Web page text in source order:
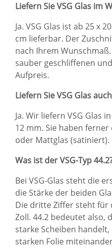
Liefern Sie VSG Glas im
Ja. VSG Glas ist ab 25 x
cm lieferbar. Der
nach Ihrem
sauber geschliffenen
Aufpreis.
Liefern Sie VSG Glas
Ja. Wir liefern VSG Glas
12 mm. Sie haben
oder Mattglas (satiniert).
Was ist der VSG-Typ
Bei VSG-Glas steht die
die Stärke der beiden
Die dritte Ziffer steht für
Zoll. 44.2 bedeutet also,
starke Scheiben
starken Folie